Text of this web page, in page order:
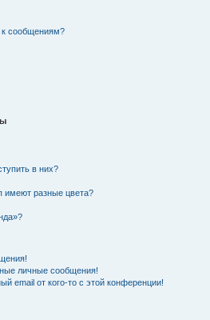
к сообщениям?
в них?
имеют разные цвета?
личные сообщения!
email от кого-то с этой конференции!